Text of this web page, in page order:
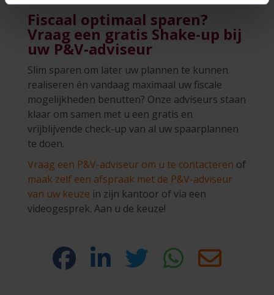
Fiscaal optimaal sparen?
Vraag een gratis Shake-up bij
uw P&V-adviseur
Slim sparen om later uw plannen te kunnen
realiseren én vandaag maximaal uw fiscale
mogelijkheden benutten? Onze adviseurs staan
klaar om samen met u een gratis en
vrijblijvende check-up van al uw spaarplannen
te doen.
Vraag een P&V-adviseur om u te contacteren of
maak zelf een afspraak met de P&V-adviseur
van uw keuze in zijn kantoor of via een
videogesprek. Aan u de keuze!